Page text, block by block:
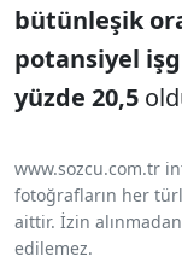
bütünleşik
potansiyel
yüzde 20,5
www.sozcu.com.tr
fotoğrafların her
aittir. İzin
edilemez.